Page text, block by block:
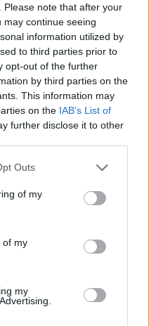
note that after your
continue seeing
information utilized by
to third parties prior to
opt-out of the further
by third parties on the
This information may
on the IAB’s List of
further disclose it to other
Outs
of my
of my
my
στις πλέον
ευρωπαϊκής
τραγουδίστρια και
και δεκαπέντε χρόνια,
γοτθική παράδοση
metal και τις πιο
μουσικής. Το
στο κέντρο του
δυνατότητές του -
στιγμές, μέχρι
εύρος και
η Kate Bush, η
Το ντεμπούτο της,
της
με τα